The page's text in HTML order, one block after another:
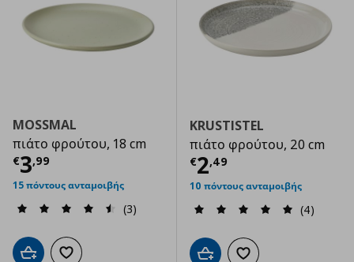
MOSSMAL
πιάτο φρούτου, 18 cm
€3,99
Τρέχουσα τιμή € 3,99
15 πόντους ανταμοιβής
(3)
Προσθήκη στο καλάθι
Προσθήκη στα αγαπημένα
KRUSTISTEL
πιάτο φρούτου, 20 cm
€2,49
Τρέχουσα
10 πόντους ανταμοιβής
(4)
Προσθήκη στο καλάθι
Προσθήκη στα